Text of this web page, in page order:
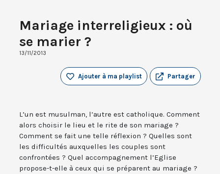
Mariage interreligieux : où
se marier ?
13/11/2013
Partager
Ajouter à ma playlist
L’un est musulman, l’autre est catholique. Comment
alors choisir le lieu et le rite de son mariage ?
Comment se fait une telle réflexion ? Quelles sont
les difficultés auxquelles les couples sont
confrontées ? Quel accompagnement l’Eglise
propose-t-elle à ceux qui se préparent au mariage ?